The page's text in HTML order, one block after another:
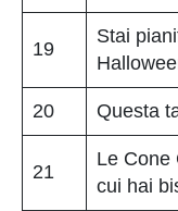
19
Stai
20 Questa
21
Le Cone
cui hai